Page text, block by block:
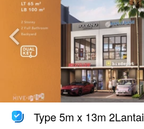
Type 5m x 13m 2Lantai